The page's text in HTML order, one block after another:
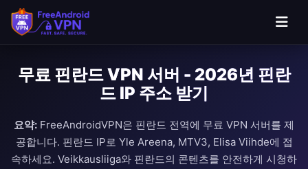
무료 핀란드 VPN 서버 - 2026년 핀란
드 IP 주소 받기
요약: FreeAndroidVPN은 핀란드 전역에 무료 VPN 서버를 제
공합니다. 핀란드 IP로 Yle Areena, MTV3, Elisa Viihde에 접
속하세요. Veikkausliiga와 핀란드의 콘텐츠를 안전하게 시청하